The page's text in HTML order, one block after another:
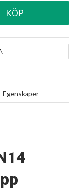
KÖP
Egenskaper